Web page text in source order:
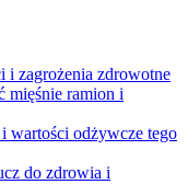
i zagrożenia zdrowotne
mięśnie ramion i
wartości odżywcze tego
do zdrowia i